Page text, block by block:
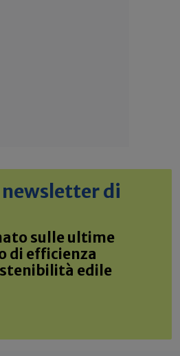
di
sulle ultime
di efficienza
edile